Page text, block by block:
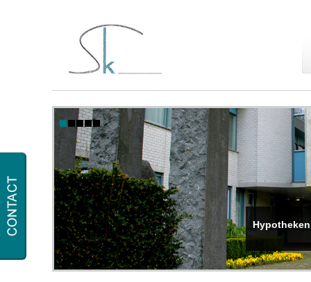
Hypotheken